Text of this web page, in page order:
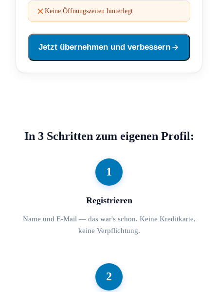
Keine Öffnungszeiten hinterlegt
Jetzt übernehmen und verbessern
In 3 Schritten zum eigenen Profil:
1
Registrieren
Name und E-Mail — das war's schon. Keine Kreditkarte,
keine Verpflichtung.
2